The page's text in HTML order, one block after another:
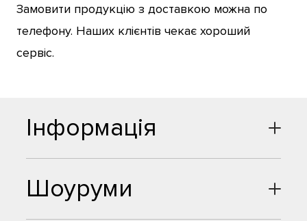
Замовити продукцію з доставкою можна по
телефону. Наших клієнтів чекає хороший
сервіс.
Шоуруми
Інформація